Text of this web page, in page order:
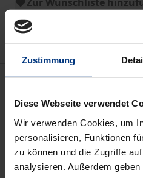
Zustimmung
Diese Webseite verwendet
Wir verwenden Cookies, um
personalisieren, Funktionen
zu können und die Zugriffe
analysieren. Außerdem
Hinweise zu Versandkosten
Beschreibung
In dieser Aufsatzsammlung
vielschichtige
auf dem westlichen Balkan
Gruppe von Ländern, in